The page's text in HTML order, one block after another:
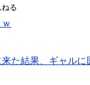
る
た結果、ギャル